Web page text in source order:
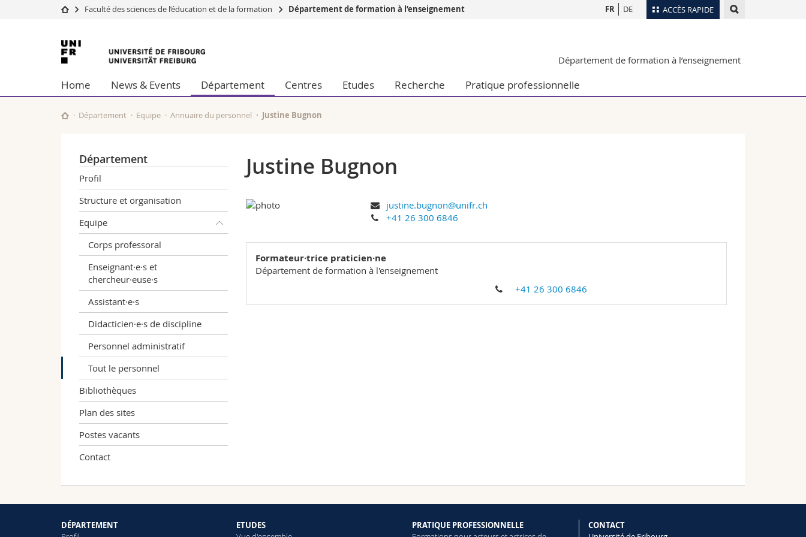
ACCÈS RAPIDE
Université
Recherche
Université
Formation continue
Sciences économiques et sociales et management
Lettres et sciences humaines
Sciences de l'éducation et de la formation
Sciences et médecine
Médias
Chercheurs
Plan d'accès
Webmail
FR DE
Faculté des sciences de l’éducation et de la formation Département de formation à l’enseignement
Université
de
Fribourg
Département de formation à l’enseignement
Home News & Events Département Centres Etudes Recherche Pratique professionnelle
Département Equipe Annuaire du personnel Justine Bugnon
Département
Profil
Structure et organisation
Equipe
Corps professoral
Enseignant·e·s et
chercheur·euse·s
Assistant·e·s
Didacticien·e·s de discipline
Personnel administratif
Tout le personnel
Bibliothèques
Plan des sites
Postes vacants
Contact
Justine Bugnon
justine.bugnon@unifr.ch
+41 26 300 6846
Formateur·trice praticien·ne
Département de formation à l'enseignement
+41 26 300 6846
DÉPARTEMENT
ETUDES
PRATIQUE PROFESSIONNELLE
CONTACT